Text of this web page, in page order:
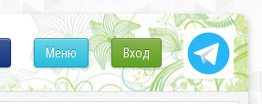
Вход
Меню